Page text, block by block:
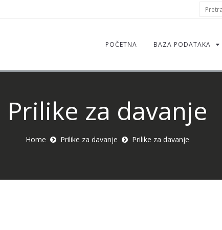
POČETNA BAZA PODATAKA
Prilike za davanje
Home Prilike za davanje Prilike za davanje